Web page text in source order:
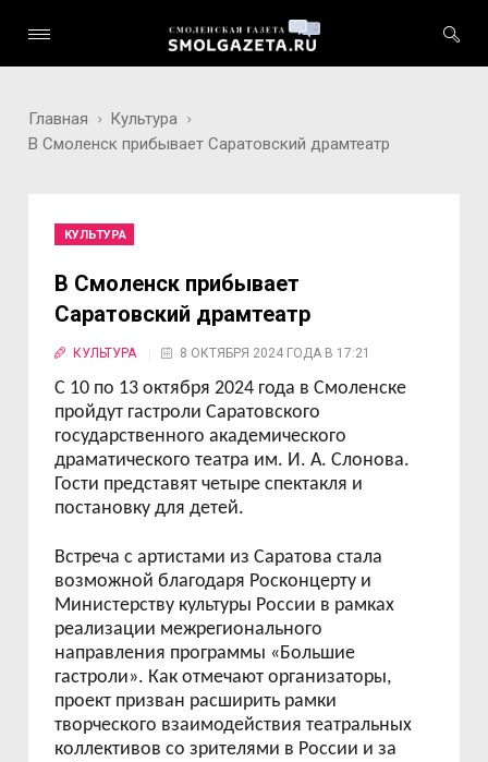
Главная
Культура
В Смоленск прибывает Саратовский драмтеатр
КУЛЬТУРА
В Смоленск прибывает
Саратовский драмтеатр
КУЛЬТУРА 8 ОКТЯБРЯ 2024 ГОДА В 17:21
С 10 по 13 октября 2024 года в Смоленске
пройдут гастроли Саратовского
государственного академического
драматического театра им. И. А. Слонова.
Гости представят четыре спектакля и
постановку для детей.
Встреча с артистами из Саратова стала
возможной благодаря Росконцерту и
Министерству культуры России в рамках
реализации межрегионального
направления программы «Большие
гастроли». Как отмечают организаторы,
проект призван расширить рамки
творческого взаимодействия театральных
коллективов со зрителями в России и за